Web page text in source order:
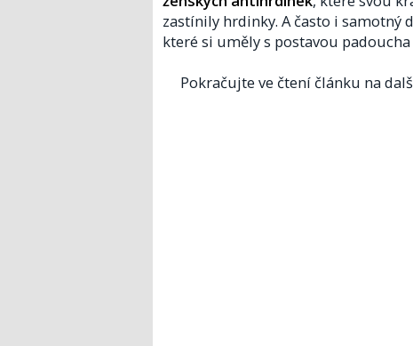
zastínily hrdinky. A často i samotný
které si uměly s postavou
Pokračujte ve čtení článku na